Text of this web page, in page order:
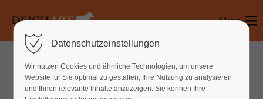
Login
Benutzername
Menu
Text & Images
Datenschutzeinstellungen
Wir nutzen Cookies und ähnliche Technologien, um unsere
Website für Sie optimal zu gestalten, Ihre Nutzung zu analysieren
und Ihnen relevante Inhalte anzuzeigen. Sie können Ihre